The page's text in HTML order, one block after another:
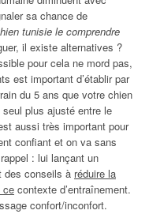
sa chance de
tunisie le comprendre
il existe alternatives ?
pour cela ne mord pas,
est important d’établir par
du 5 ans que votre chien
plus ajusté entre le
aussi très important pour
confiant et on va sans
: lui lançant un
des conseils à réduire la
ce contexte d’entraînement.
confort/inconfort.